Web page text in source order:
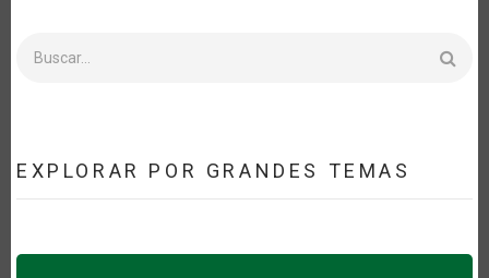
EXPLORAR POR GRANDES TEMAS